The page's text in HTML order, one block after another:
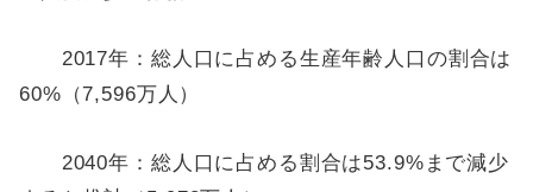
2017年：総人口に占める生産年齢人口の割合は
60%（7,596万人）
2040年：総人口に占める割合は53.9%まで減少